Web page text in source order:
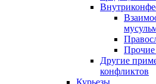
Прочие
Другие
конфликтов
Курьезы